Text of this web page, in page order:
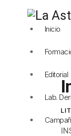
Inicio
Editorial
Lab.